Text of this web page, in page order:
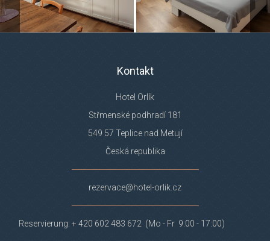
Kontakt
Hotel Orlík
Střmenské podhradí 181
549 57 Teplice nad Metují
Česká republika
rezervace@hotel-orlik.cz
Reservierung: + 420 602 483 672 (Mo - Fr 9:00 - 17:00)